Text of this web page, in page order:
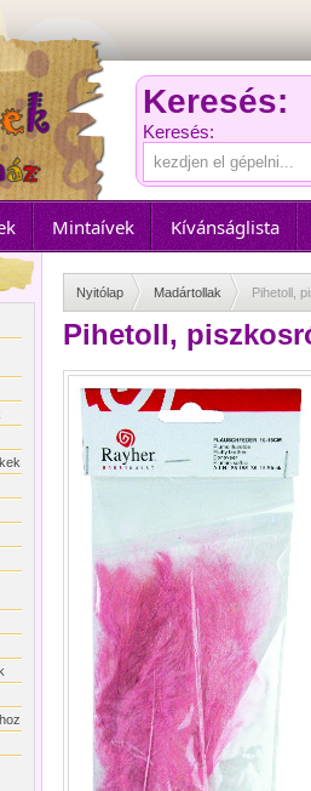
Keresés:
Keresés:
Mintaívek
Kívánságlista
Nyitólap Madártollak Pihetoll,
Pihetoll,